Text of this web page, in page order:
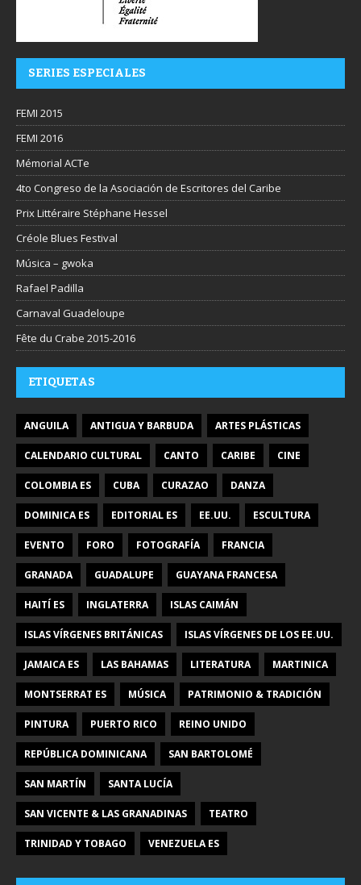
SERIES ESPECIALES
FEMI 2015
FEMI 2016
Mémorial ACTe
4to Congreso de la Asociación de Escritores del Caribe
Prix Littéraire Stéphane Hessel
Créole Blues Festival
Música – gwoka
Rafael Padilla
Carnaval Guadeloupe
Fête du Crabe 2015-2016
ETIQUETAS
ANGUILA ANTIGUA Y BARBUDA ARTES PLÁSTICAS
CALENDARIO CULTURAL CANTO CARIBE CINE
COLOMBIA ES CUBA CURAZAO DANZA
DOMINICA ES EDITORIAL ES EE.UU. ESCULTURA
EVENTO FORO FOTOGRAFÍA FRANCIA
GRANADA GUADALUPE GUAYANA FRANCESA
HAITÍ ES INGLATERRA ISLAS CAIMÁN
ISLAS VÍRGENES BRITÁNICAS ISLAS VÍRGENES DE LOS EE.UU.
JAMAICA ES LAS BAHAMAS LITERATURA MARTINICA
MONTSERRAT ES MÚSICA PATRIMONIO & TRADICIÓN
PINTURA PUERTO RICO REINO UNIDO
REPÚBLICA DOMINICANA SAN BARTOLOMÉ
SAN MARTÍN SANTA LUCÍA
SAN VICENTE & LAS GRANADINAS TEATRO
TRINIDAD Y TOBAGO VENEZUELA ES